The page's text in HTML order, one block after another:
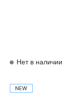
Нет в наличии
NEW